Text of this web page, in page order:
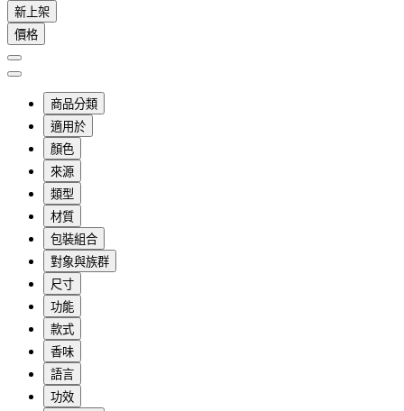
新上架
價格
商品分類
適用於
顏色
來源
類型
材質
包裝組合
對象與族群
尺寸
功能
款式
香味
語言
功效